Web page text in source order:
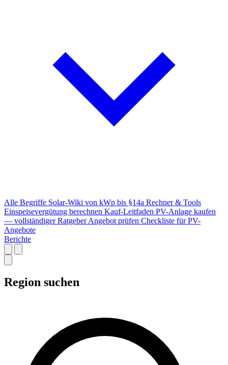
Alle Begriffe Solar-Wiki von kWp bis §14a Rechner & Tools
Einspeisevergütung berechnen Kauf-Leitfaden PV-Anlage kaufen
— vollständiger Ratgeber Angebot prüfen Checkliste für PV-
Angebote
Berichte
Region suchen